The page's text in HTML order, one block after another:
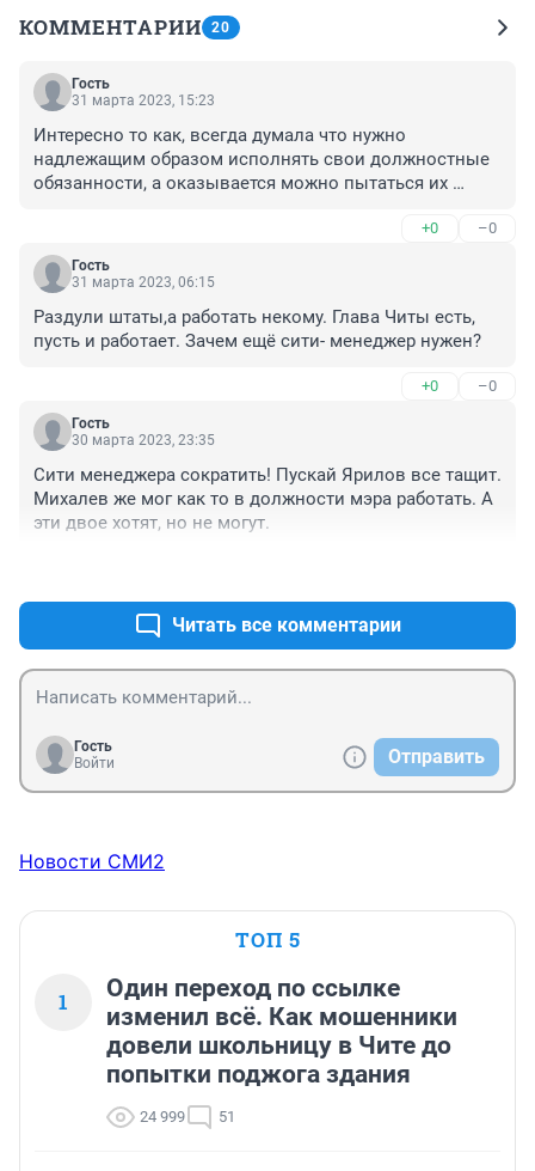
КОММЕНТАРИИ 20
Гость
31 марта 2023, 15:23
Интересно то как, всегда думала что нужно
надлежащим образом исполнять свои должностные
обязанности, а оказывается можно пытаться их
регионе все тужатся, пытаются, а в финале - пшик.
+0 –0
Гость
31 марта 2023, 06:15
Раздули штаты,а работать некому. Глава Читы есть,
пусть и работает. Зачем ещё сити- менеджер нужен?
+0 –0
Гость
30 марта 2023, 23:35
Сити менеджера сократить! Пускай Ярилов все тащит.
Михалев же мог как то в должности мэра работать. А
эти двое хотят, но не могут.
Читать все комментарии
Гость
Войти
Отправить
Новости СМИ2
ТОП 5
1
Один переход по ссылке
изменил всё. Как мошенники
довели школьницу в Чите до
попытки поджога здания
24 999 51